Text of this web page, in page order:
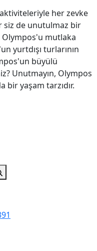
her zevke
siz de unutulmaz bir
mutlaka
yurtdışı turlarının
büyülü
Unutmayın, Olympos
bir yaşam tarzıdır.